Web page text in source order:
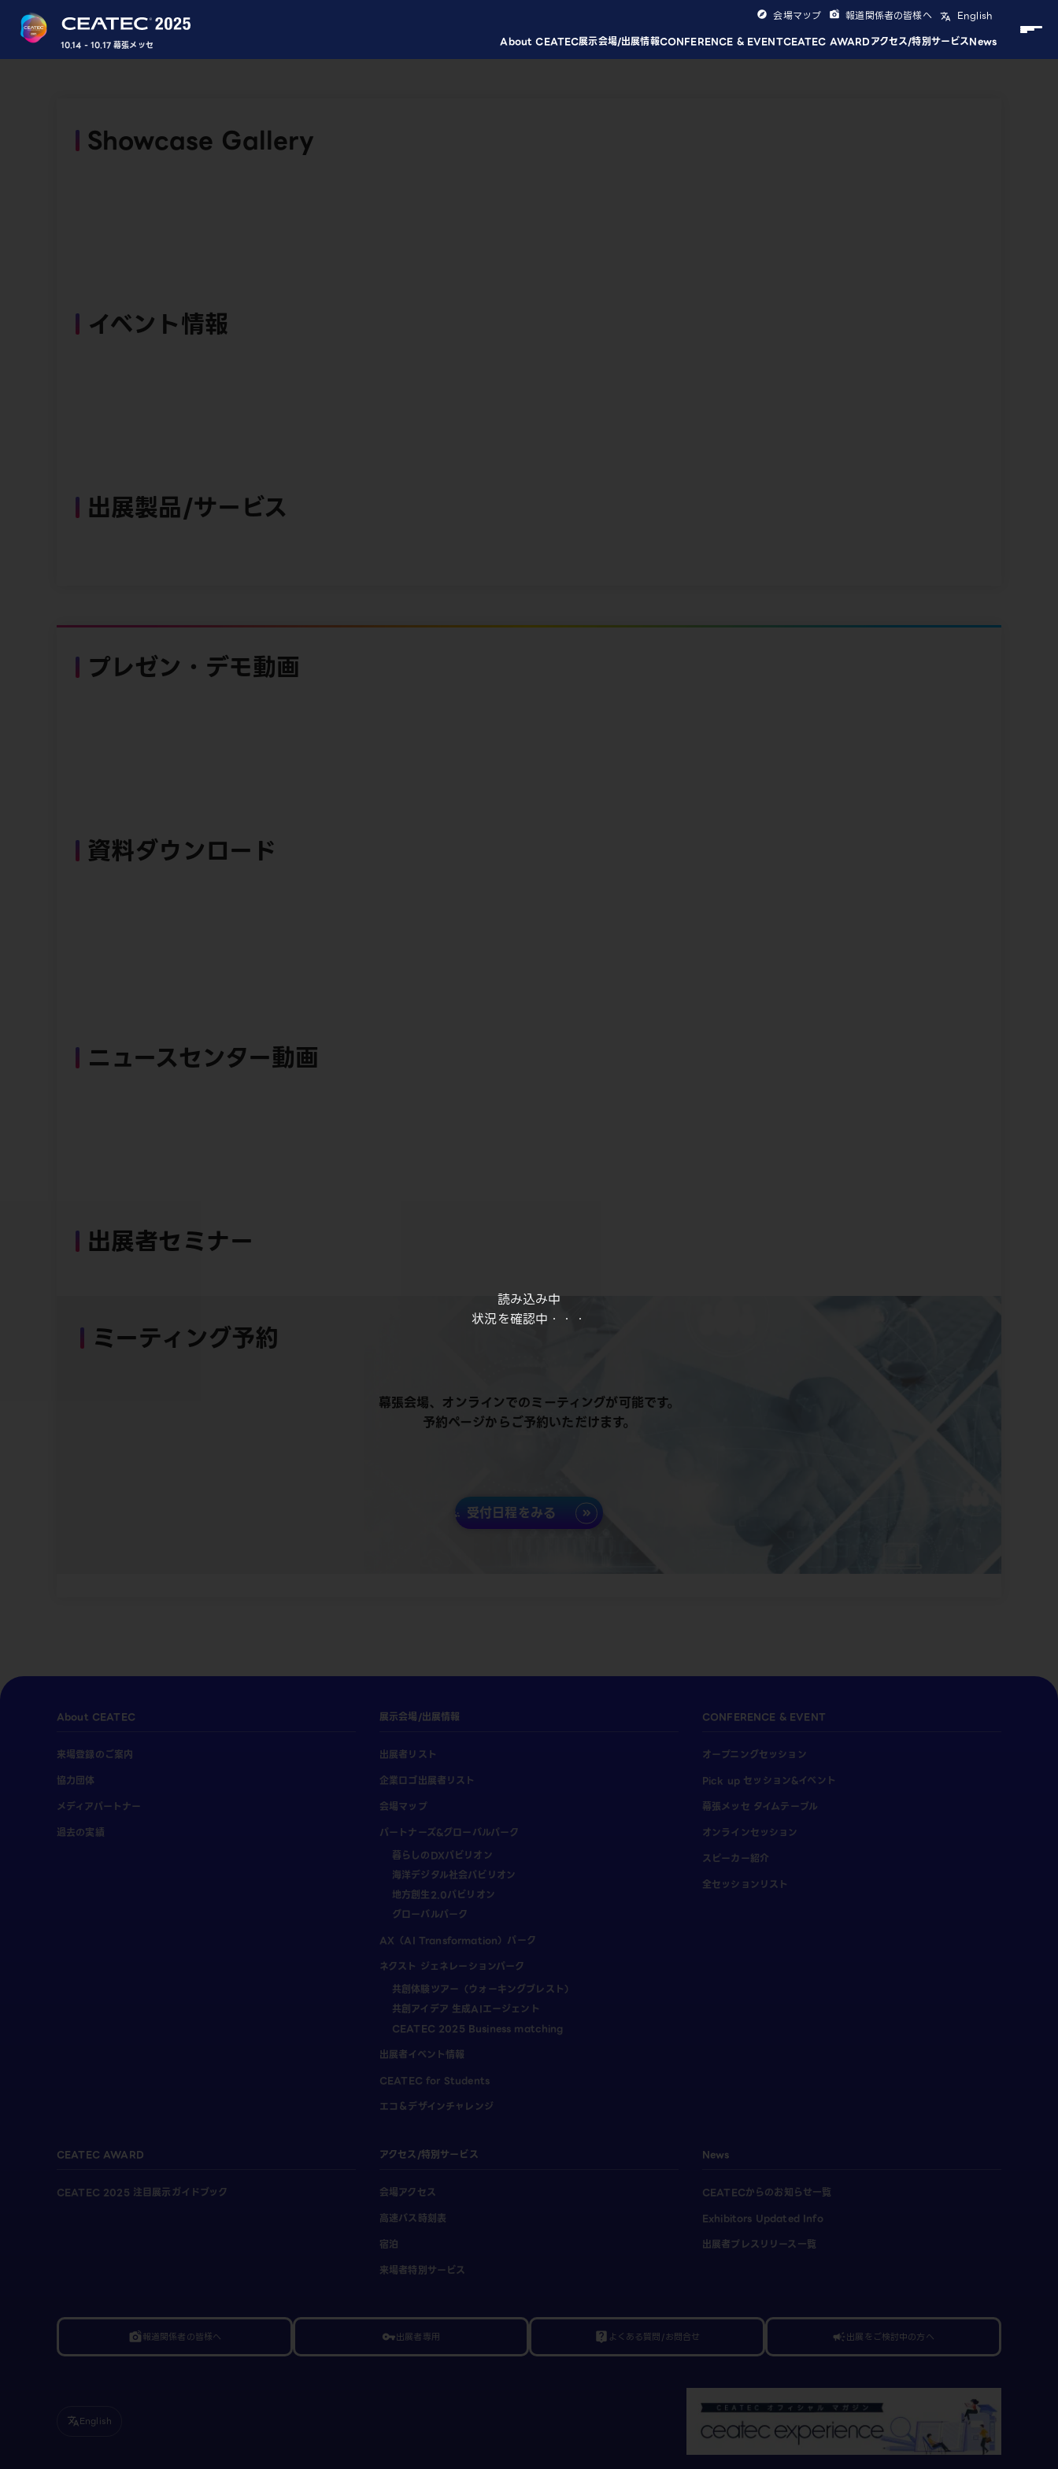
読み込み中
状況を確認中・・・
10.14 - 10.17 幕張メッセ About CEATEC展示会場/出展情報CONFERENCE & EVENTCEATEC AWARDアクセス/特別サービスNews
会場マップ 報道関係者の皆様へ English
Showcase Gallery
イベント情報
出展製品/サービス
プレゼン・デモ動画
資料ダウンロード
ニュースセンター動画
出展者セミナー
ミーティング予約
幕張会場、オンラインでのミーティングが可能です。
予約ページからご予約いただけます。
受付日程をみる
About CEATEC
来場登録のご案内
協力団体
メディアパートナー
過去の実績
展示会場/出展情報
出展者リスト
企業ロゴ出展者リスト
会場マップ
パートナーズ&グローバルパーク
暮らしのDXパビリオン
海洋デジタル社会パビリオン
地方創生2.0パビリオン
グローバルパーク
AX（AI Transformation）パーク
ネクスト ジェネレーションパーク
共創体験ツアー（ウォーキングブレスト）
共創アイデア 生成AIエージェント
CEATEC 2025 Business matching
出展者イベント情報
CEATEC for Students
エコ＆デザインチャレンジ
CONFERENCE & EVENT
オープニングセッション
Pick up セッション&イベント
幕張メッセ タイムテーブル
オンラインセッション
スピーカー紹介
全セッションリスト
CEATEC AWARD
CEATEC 2025 注目展示ガイドブック
アクセス/特別サービス
会場アクセス
高速バス時刻表
宿泊
来場者特別サービス
News
CEATECからのお知らせ一覧
Exhibitors Updated Info
出展者プレスリリース一覧
linked_camera報道関係者の皆様へ vpn_key出展者専用 live_help よくある質問/お問合せ campaign出展をご検討中の方へ
translateEnglish